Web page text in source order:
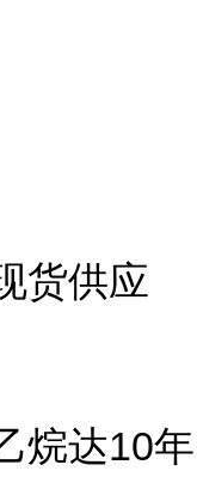
货供应
烷达10年